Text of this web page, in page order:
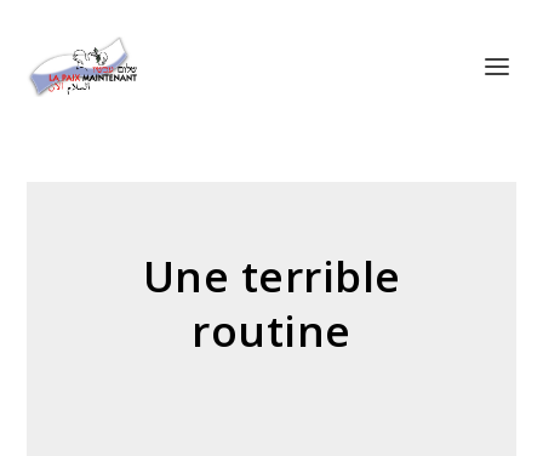
Une terrible
routine